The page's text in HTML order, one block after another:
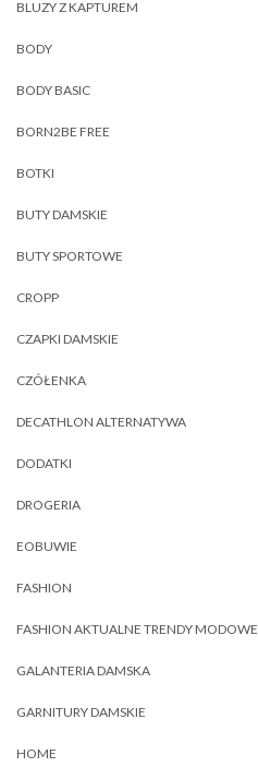
BLUZY Z KAPTUREM
BODY
BODY BASIC
BORN2BE FREE
BOTKI
BUTY DAMSKIE
BUTY SPORTOWE
CROPP
CZAPKI DAMSKIE
CZÓŁENKA
DECATHLON ALTERNATYWA
DODATKI
DROGERIA
EOBUWIE
FASHION
FASHION AKTUALNE TRENDY MODOWE
GALANTERIA DAMSKA
GARNITURY DAMSKIE
HOME